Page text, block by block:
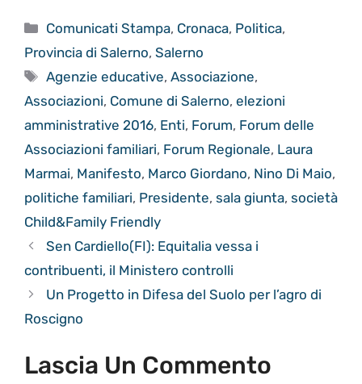
Categorie
Comunicati Stampa, Cronaca, Politica,
Provincia di Salerno, Salerno
Tag
Agenzie educative,Associazione,
Associazioni, Comune di Salerno, elezioni
amministrative 2016, Enti, Forum, Forum delle
Associazioni familiari, Forum Regionale, Laura
Marmai, Manifesto, Marco Giordano, Nino Di Maio,
politiche familiari, Presidente, sala giunta, società
Child&Family Friendly
Sen Cardiello(FI): Equitalia vessa i
contribuenti, il Ministero controlli
Un Progetto in Difesa del Suolo per l’agro di
Roscigno
Lascia Un Commento